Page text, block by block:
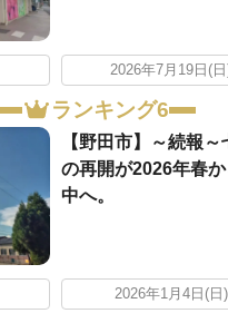
2026年7月19日(
ランキング6
【野田市】～続報
の再開が2026年春
中へ。
2026年1月4日(日